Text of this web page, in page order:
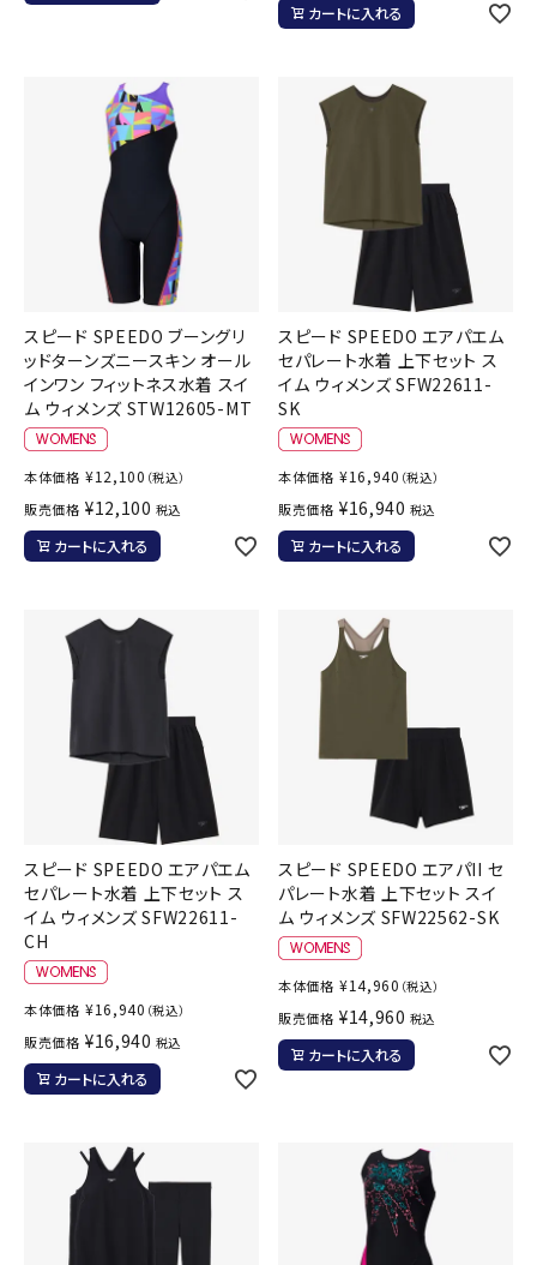
カートに入れる
スピード SPEEDO ブーングリ
ッドターンズニースキン オール
インワン フィットネス水着 スイ
ム ウィメンズ STW12605-MT
本体価格 ¥12,100 （税込）
販売価格 ¥12,100 税込
カートに入れる
スピード SPEEDO エアパエム
セパレート水着 上下セット ス
イム ウィメンズ SFW22611-
SK
本体価格 ¥16,940 （税込）
販売価格 ¥16,940 税込
カートに入れる
スピード SPEEDO エアパエム
セパレート水着 上下セット ス
イム ウィメンズ SFW22611-
CH
本体価格 ¥16,940 （税込）
販売価格 ¥16,940 税込
カートに入れる
スピード SPEEDO エアパII セ
パレート水着 上下セット スイ
ム ウィメンズ SFW22562-SK
本体価格 ¥14,960 （税込）
販売価格 ¥14,960 税込
カートに入れる